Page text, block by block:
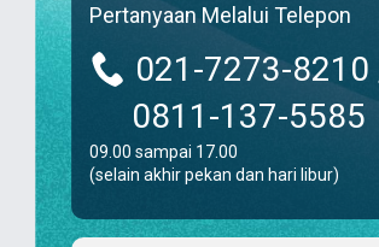
Pertanyaan Melalui Telepon
021-7273-
0811-137-5585
09.00 sampai 17.00
(selain akhir pekan dan hari libur)